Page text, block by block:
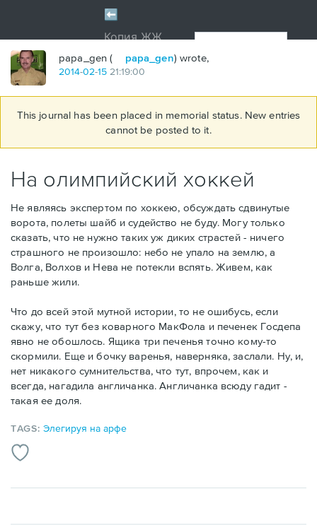
papa_gen ( papa_gen) wrote,
2014-02-15 21:19:00
This journal has been placed in memorial status. New entries
cannot be posted to it.
На олимпийский хоккей
Не являясь экспертом по хоккею, обсуждать сдвинутые
ворота, полеты шайб и судейство не буду. Могу только
сказать, что не нужно таких уж диких страстей - ничего
страшного не произошло: небо не упало на землю, а
Волга, Волхов и Нева не потекли вспять. Живем, как
раньше жили.
Что до всей этой мутной истории, то не ошибусь, если
скажу, что тут без коварного МакФола и печенек Госдепа
явно не обошлось. Ящика три печенья точно кому-то
скормили. Еще и бочку варенья, наверняка, заслали. Ну, и,
нет никакого сумнительства, что тут, впрочем, как и
всегда, нагадила англичанка. Англичанка всюду гадит -
такая ее доля.
TAGS:Элегируя на арфе